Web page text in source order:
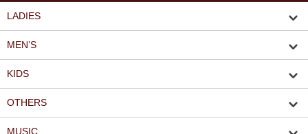
LADIES
MEN’S
KIDS
OTHERS
MUSIC